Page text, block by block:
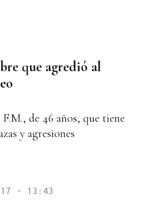
que agredió al
de 46 años, que tiene
y agresiones
- 13:43